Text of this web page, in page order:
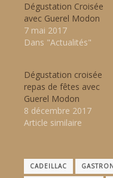
Dégustation Croisée
avec Guerel Modon
7 mai 2017
Dans "Actualités"
Dégustation croisée
repas de fêtes avec
Guerel Modon
8 décembre 2017
Article similaire
CADEILLAC